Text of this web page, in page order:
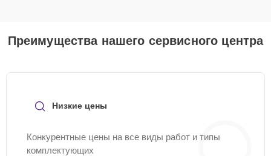
Преимущества нашего сервисного центра
Низкие цены
Конкурентные цены на все виды работ и типы
комплектующих